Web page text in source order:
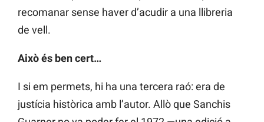
recomanar sense haver d’acudir a una llibreria
de vell.
Això és ben cert…
I si em permets, hi ha una tercera raó: era de
justícia històrica amb l’autor. Allò que Sanchis